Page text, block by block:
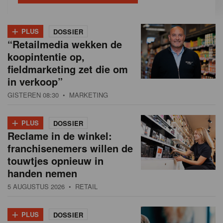
+ PLUS DOSSIER
“Retailmedia wekken de
koopintentie op,
fieldmarketing zet die om
in verkoop”
GISTEREN 08:30 • MARKETING
+ PLUS DOSSIER
Reclame in de winkel:
franchisenemers willen de
touwtjes opnieuw in
handen nemen
5 AUGUSTUS 2026 • RETAIL
+ PLUS DOSSIER